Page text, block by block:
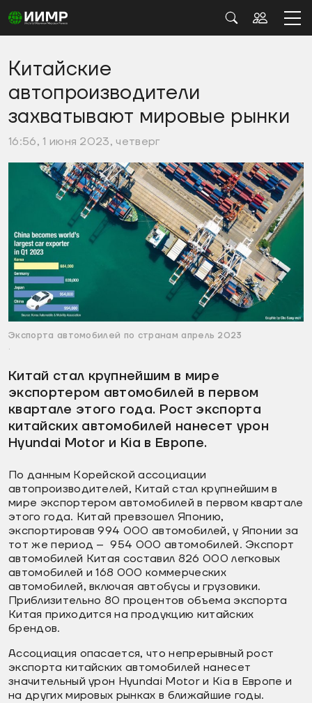
Китайские
автопроизводители
захватывают мировые рынки
16:56, 1 июня 2023, четверг
Экспорта автомобилей по странам апрель 2023
.
Китай стал крупнейшим в мире
экспортером автомобилей в первом
квартале этого года. Рост экспорта
китайских автомобилей нанесет урон
Hyundai Motor и Kia в Европе.
По данным Корейской ассоциации
автопроизводителей, Китай стал крупнейшим в
мире экспортером автомобилей в первом квартале
этого года. Китай превзошел Японию,
экспортировав 994 000 автомобилей, у Японии за
тот же период – 954 000 автомобилей. Экспорт
автомобилей Китая составил 826 000 легковых
автомобилей и 168 000 коммерческих
автомобилей, включая автобусы и грузовики.
Приблизительно 80 процентов объема экспорта
Китая приходится на продукцию китайских
брендов.
Ассоциация опасается, что непрерывный рост
экспорта китайских автомобилей нанесет
значительный урон Hyundai Motor и Kia в Европе и
на других мировых рынках в ближайшие годы.